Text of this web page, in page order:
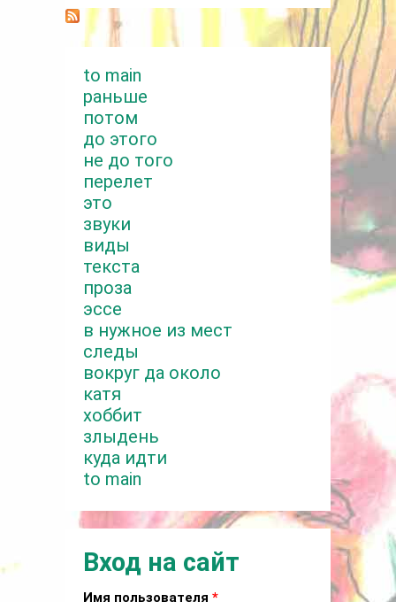
to main
раньше
потом
до этого
не до того
перелет
это
звуки
виды
текста
проза
эссе
в нужное из мест
следы
вокруг да около
катя
хоббит
злыдень
куда идти
to main
Вход на сайт
Имя пользователя *